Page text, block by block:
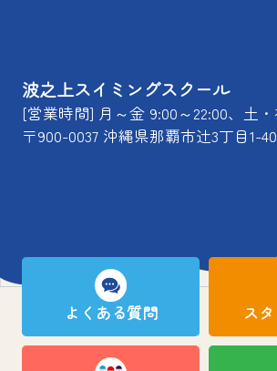
波之上スイミングスクール
[営業時間] 月～金 9:00～22:00、土・
〒900-0037 沖縄県那覇市辻3丁目1-40
よくある質問 ス